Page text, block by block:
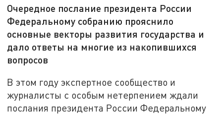
Очередное послание президента России
Федеральному собранию прояснило
основные векторы развития государства и
дало ответы на многие из накопившихся
вопросов
В этом году экспертное сообщество и
журналисты с особым нетерпением ждали
послания президента России Федеральному